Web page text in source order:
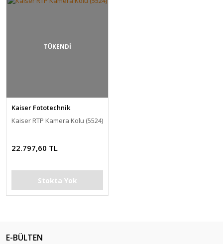
TÜKENDİ
Kaiser Fototechnik
Kaiser RTP Kamera Kolu (5524)
22.797,60 TL
Stokta Yok
E-BÜLTEN